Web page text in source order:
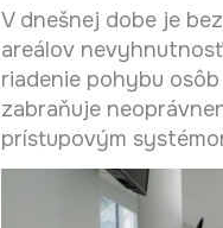
V dnešnej dobe je
areálov
riadenie pohybu
zabraňuje
prístupovým